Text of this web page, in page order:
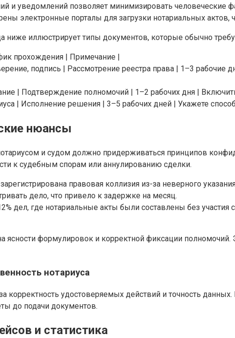
и уведомлений позволяет минимизировать
электронные порталы для загрузки нотариальных актов,
ниже иллюстрирует типы документов, которые обычно
прохождения | Примечание |
подпись | Рассмотрение реестра права | 1–3
| Подтверждение полномочий | 1–2 рабочих дня |
| Исполнение решения | 3–5 рабочих дней | Укажете
нюансы
и судом должно придерживаться принципов
к судебным спорам или аннулированию сделки.
правовая коллизия из-за неверного
дело, что привело к задержке на месяц.
дел, где нотариальные акты были составлены без
ясности формулировок и корректной фиксации
нотариуса
за корректность удостоверяемых действий и точность
до подачи документов.
и статистика